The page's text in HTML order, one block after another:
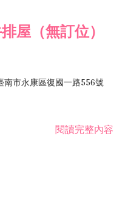
屋（無訂位）
南市永康區復國一路556號
閱讀完整內容